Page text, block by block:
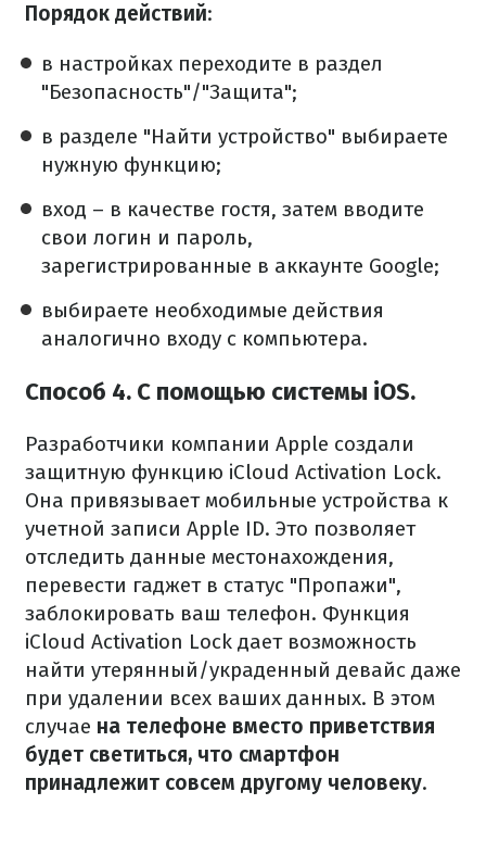
Порядок действий:
в настройках переходите в раздел
"Безопасность"/"Защита";
в разделе "Найти устройство" выбираете
нужную функцию;
вход – в качестве гостя, затем вводите
свои логин и пароль,
зарегистрированные в аккаунте Google;
выбираете необходимые действия
аналогично входу с компьютера.
Способ 4. С помощью системы iOS.
Разработчики компании Apple создали
защитную функцию iCloud Activation Lock.
Она привязывает мобильные устройства к
учетной записи Apple ID. Это позволяет
отследить данные местонахождения,
перевести гаджет в статус "Пропажи",
заблокировать ваш телефон. Функция
iCloud Activation Lock дает возможность
найти утерянный/украденный девайс даже
при удалении всех ваших данных. В этом
случае на телефоне вместо приветствия
будет светиться, что смартфон
принадлежит совсем другому человеку.